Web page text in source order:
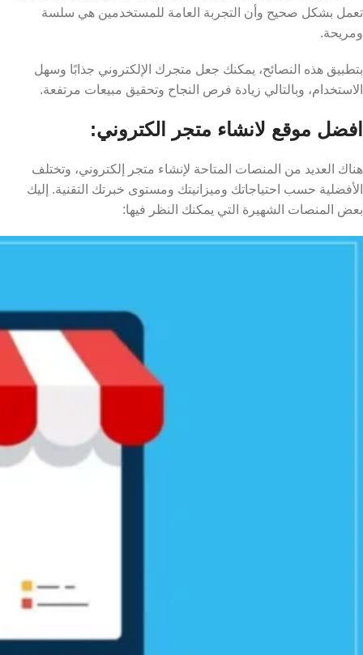
تعمل بشكل صحيح وأن التجربة العامة للمستخدمين هي سلسة
ومريحة.
بتطبيق هذه النصائح، يمكنك جعل متجرك الإلكتروني جذابًا وسهل
الاستخدام، وبالتالي زيادة فرص النجاح وتحقيق مبيعات مرتفعة.
افضل موقع لانشاء متجر الكتروني:
هناك العديد من المنصات المتاحة لإنشاء متجر إلكتروني، وتختلف
الأفضلية حسب احتياجاتك وميزانيتك ومستوى خبرتك التقنية. إليك
بعض المنصات الشهيرة التي يمكنك النظر فيها: